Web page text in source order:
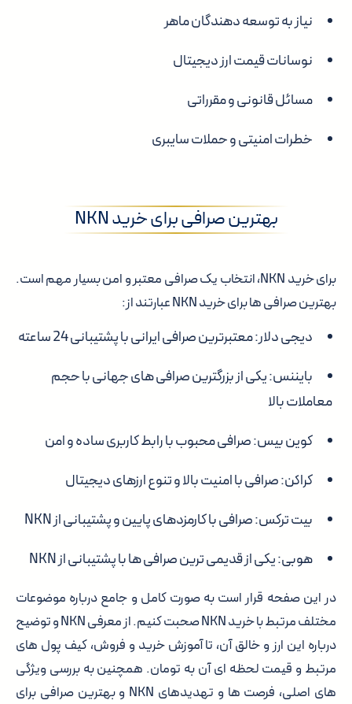
نیاز به توسعه دهندگان ماهر
نوسانات قیمت ارز دیجیتال
مسائل قانونی و مقرراتی
خطرات امنیتی و حملات سایبری
بهترین صرافی برای خرید NKN
برای خرید NKN، انتخاب یک صرافی معتبر و امن بسیار مهم است.
بهترین صرافی ها برای خرید NKN عبارتند از:
دیجی دلار: معتبرترین صرافی ایرانی با پشتیبانی 24 ساعته
بایننس: یکی از بزرگترین صرافی های جهانی با حجم
معاملات بالا
کوین بیس: صرافی محبوب با رابط کاربری ساده و امن
کراکن: صرافی با امنیت بالا و تنوع ارزهای دیجیتال
بیت ترکس: صرافی با کارمزدهای پایین و پشتیبانی از NKN
هوبی: یکی از قدیمی ترین صرافی ها با پشتیبانی از NKN
در این صفحه قرار است به صورت کامل و جامع درباره موضوعات
مختلف مرتبط با خرید NKN صحبت کنیم. از معرفی NKN و توضیح
درباره این ارز و خالق آن، تا آموزش خرید و فروش، کیف پول های
مرتبط و قیمت لحظه ای آن به تومان. همچنین به بررسی ویژگی
های اصلی، فرصت ها و تهدیدهای NKN و بهترین صرافی برای